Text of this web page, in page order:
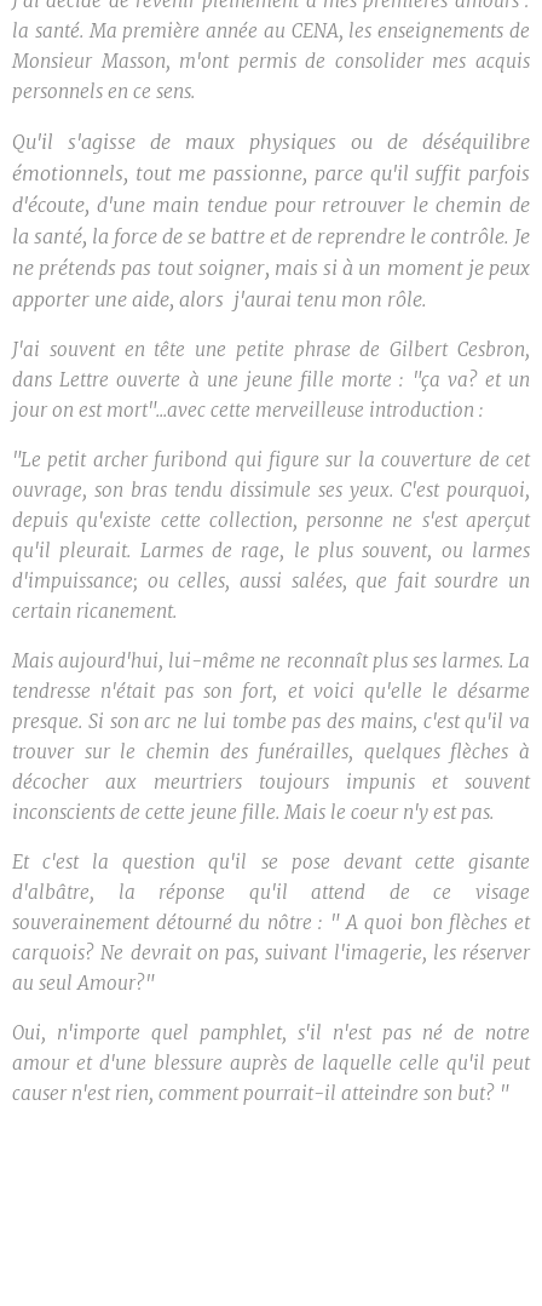
la santé. Ma première année au CENA, les enseignements de
Monsieur Masson, m'ont permis de consolider mes acquis
personnels en ce sens.
Qu'il s'agisse de maux physiques ou de déséquilibre
émotionnels, tout me passionne, parce qu'il suffit parfois
d'écoute, d'une main tendue pour retrouver le chemin de
la santé, la force de se battre et de reprendre le contrôle. Je
ne prétends pas tout soigner, mais si à un moment je peux
apporter une aide, alors j'aurai tenu mon rôle.
J'ai souvent en tête une petite phrase de Gilbert Cesbron,
dans Lettre ouverte à une jeune fille morte : "ça va? et un
jour on est mort"...avec cette merveilleuse introduction :
"Le petit archer furibond qui figure sur la couverture de cet
ouvrage, son bras tendu dissimule ses yeux. C'est pourquoi,
depuis qu'existe cette collection, personne ne s'est aperçut
qu'il pleurait. Larmes de rage, le plus souvent, ou larmes
d'impuissance; ou celles, aussi salées, que fait sourdre un
certain ricanement.
Mais aujourd'hui, lui-même ne reconnaît plus ses larmes. La
tendresse n'était pas son fort, et voici qu'elle le désarme
presque. Si son arc ne lui tombe pas des mains, c'est qu'il va
trouver sur le chemin des funérailles, quelques flèches à
décocher aux meurtriers toujours impunis et souvent
inconscients de cette jeune fille. Mais le coeur n'y est pas.
Et c'est la question qu'il se pose devant cette gisante
d'albâtre, la réponse qu'il attend de ce visage
souverainement détourné du nôtre : " A quoi bon flèches et
carquois? Ne devrait on pas, suivant l'imagerie, les réserver
au seul Amour?"
Oui, n'importe quel pamphlet, s'il n'est pas né de notre
amour et d'une blessure auprès de laquelle celle qu'il peut
causer n'est rien, comment pourrait-il atteindre son but? "